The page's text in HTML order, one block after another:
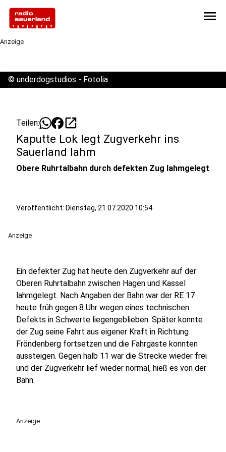
menu
Anzeige
© underdogstudios - Fotolia
Teilen: open_in_new
Kaputte Lok legt Zugverkehr ins
Sauerland lahm
Obere Ruhrtalbahn durch defekten Zug lahmgelegt
Veröffentlicht: Dienstag, 21.07.2020 10:54
Anzeige
Ein defekter Zug hat heute den Zugverkehr auf der
Oberen Ruhrtalbahn zwischen Hagen und Kassel
lahmgelegt. Nach Angaben der Bahn war der RE 17
heute früh gegen 8 Uhr wegen eines technischen
Defekts in Schwerte liegengeblieben. Später konnte
der Zug seine Fahrt aus eigener Kraft in Richtung
Fröndenberg fortsetzen und die Fahrgäste konnten
aussteigen. Gegen halb 11 war die Strecke wieder frei
und der Zugverkehr lief wieder normal, hieß es von der
Bahn.
Anzeige